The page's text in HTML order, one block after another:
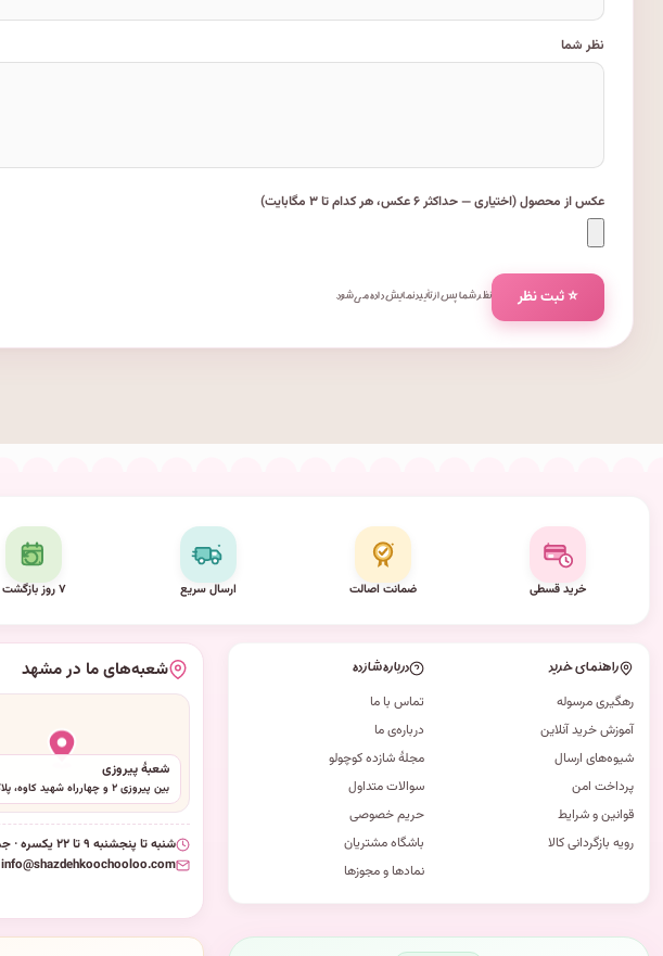
نظر شما
عکس از محصول (اختیاری — حداکثر ۶ عکس، هر کدام تا ۳ مگابایت)
⭐ ثبت نظر نظر شما پس از تأیید نمایش داده می‌شود.
خرید قسطی ضمانت اصالت ارسال سریع ۷ روز بازگشت
راهنمای خرید
رهگیری مرسوله
آموزش خرید آنلاین
شیوه‌های ارسال
پرداخت امن
قوانین و شرایط
رویه بازگردانی کالا
درباره شازده
تماس با ما
درباره‌ی ما
مجلهٔ شازده کوچولو
سوالات متداول
حریم خصوصی
باشگاه مشتریان
نمادها و مجوزها
شعبه‌های ما در مشهد
شعبهٔ پیروزی
بین پیروزی ۲ و چهارراه شهید کاوه، پلاک ۹۸
شنبه تا پنجشنبه ۹ تا ۲۲ یکسره · جمعه‌ها ۱۰ تا ۱۴ و ۱۶ تا ۲۱
info@shazdehkoochooloo.com